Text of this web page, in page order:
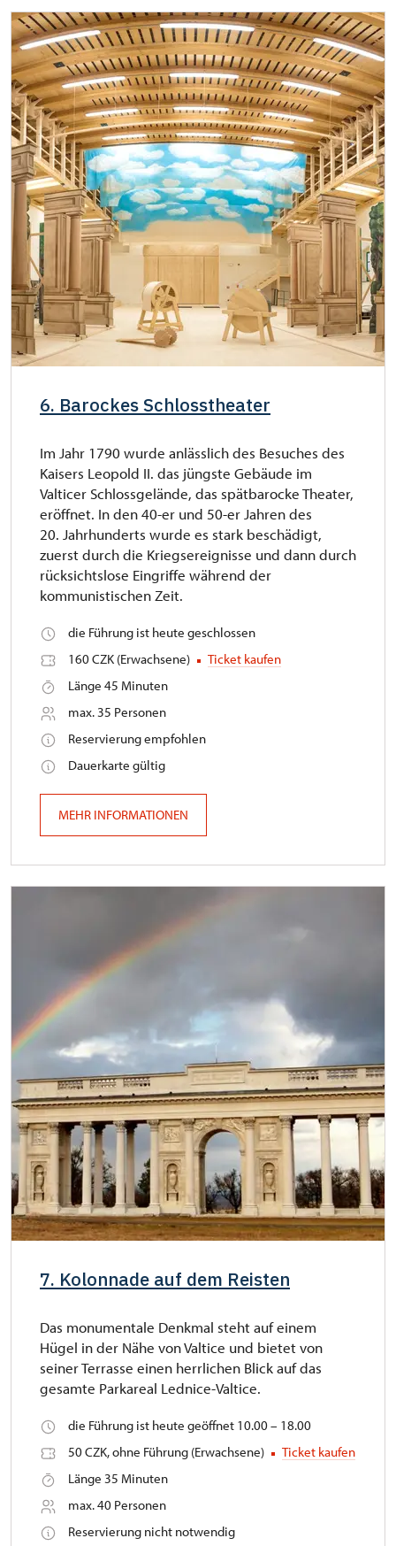
6. Barockes Schlosstheater
Im Jahr 1790 wurde anlässlich des Besuches des
Kaisers Leopold II. das jüngste Gebäude im
Valticer Schlossgelände, das spätbarocke Theater,
eröffnet. In den 40-er und 50-er Jahren des
20. Jahrhunderts wurde es stark beschädigt,
zuerst durch die Kriegsereignisse und dann durch
rücksichtslose Eingriffe während der
kommunistischen Zeit.
die Führung ist heute geschlossen
160 CZK (Erwachsene)
Ticket kaufen
Länge 45 Minuten
max. 35 Personen
Reservierung empfohlen
Dauerkarte gültig
MEHR INFORMATIONEN
7. Kolonnade auf dem Reisten
Das monumentale Denkmal steht auf einem
Hügel in der Nähe von Valtice und bietet von
seiner Terrasse einen herrlichen Blick auf das
gesamte Parkareal Lednice-Valtice.
die Führung ist heute geöffnet 10.00 – 18.00
50 CZK, ohne Führung (Erwachsene)
Ticket kaufen
Länge 35 Minuten
max. 40 Personen
Reservierung nicht notwendig